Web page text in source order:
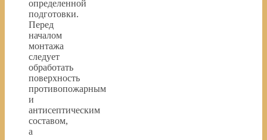
определенной
подготовки.
Перед
началом
монтажа
следует
обработать
поверхность
противопожарным
и
антисептическим
составом,
а